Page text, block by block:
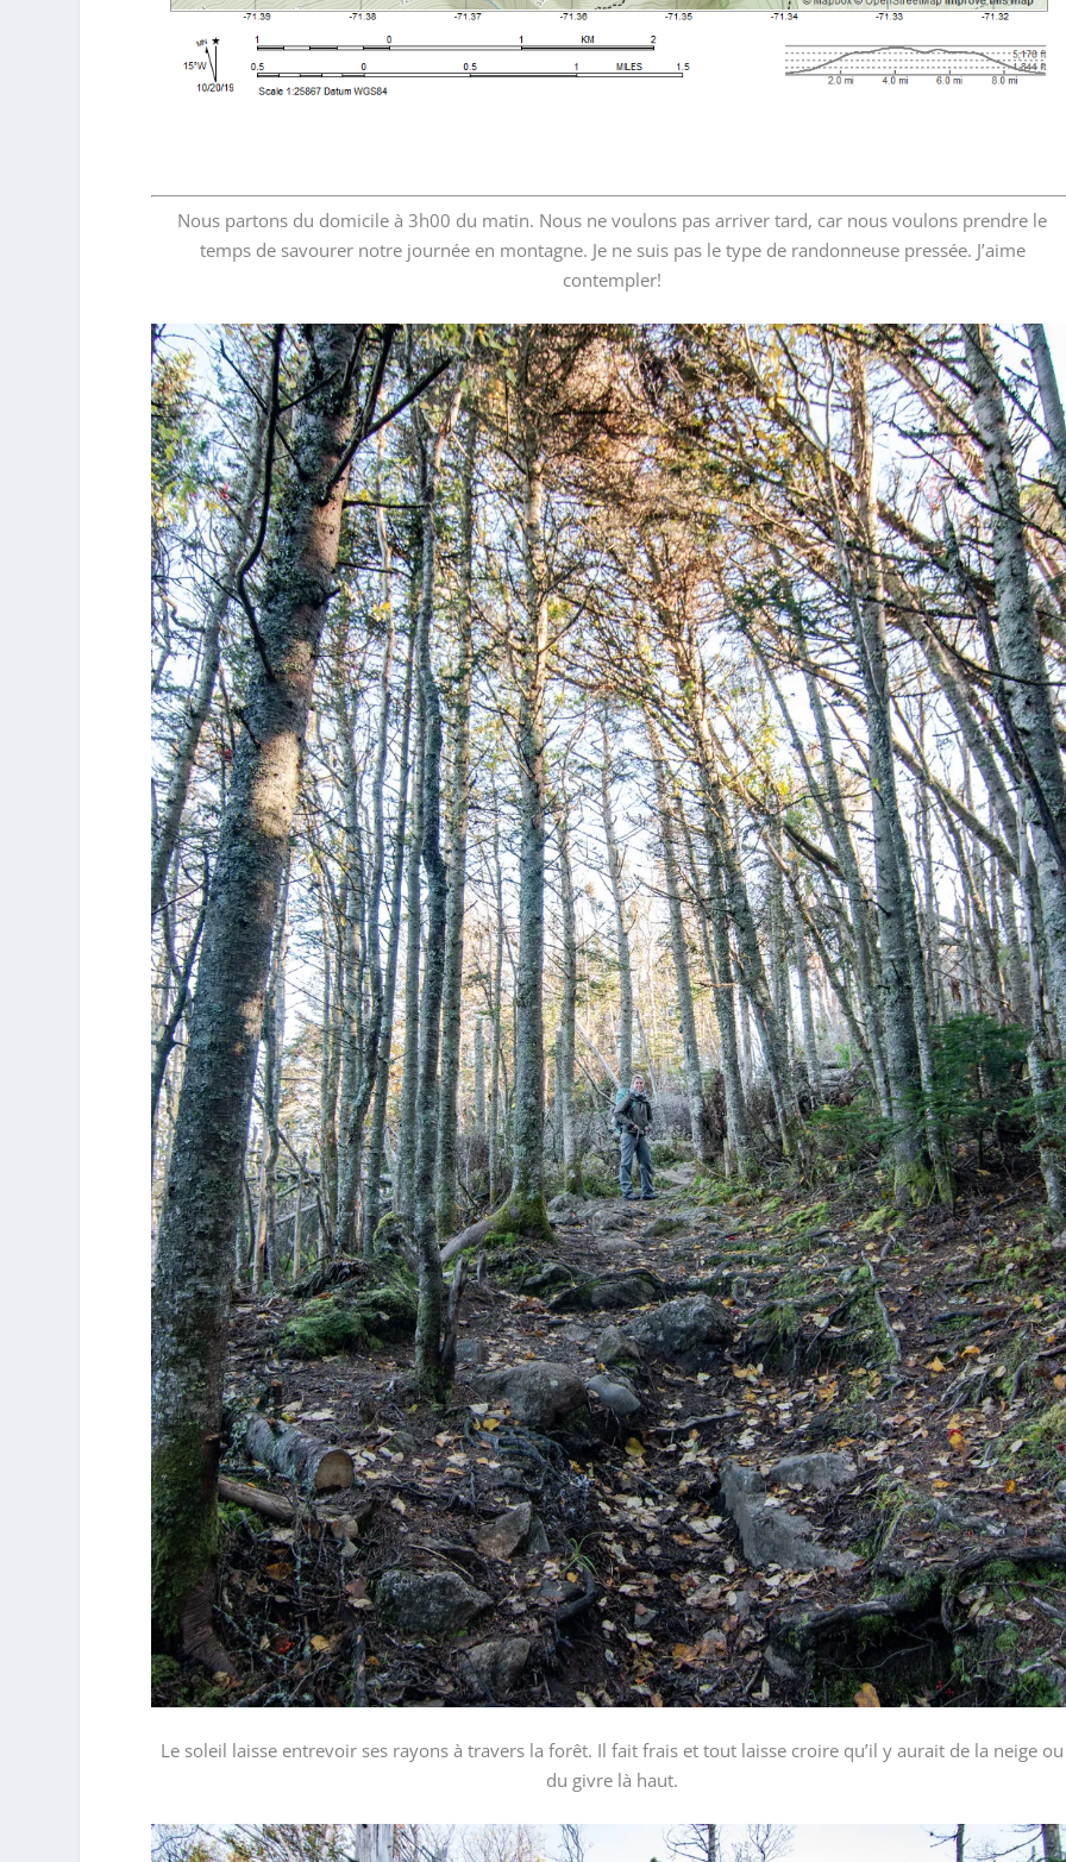
Nous partons du domicile à 3h00 du matin. Nous ne voulons pas arriver tard, car nous voulons prendre le
temps de savourer notre journée en montagne. Je ne suis pas le type de randonneuse pressée. J’aime
contempler!
Le soleil laisse entrevoir ses rayons à travers la forêt. Il fait frais et tout laisse croire qu’il y aurait de la neige ou
du givre là haut.